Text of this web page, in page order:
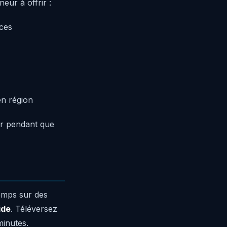
à offrir :
région
pendant que
sur des
. Téléversez